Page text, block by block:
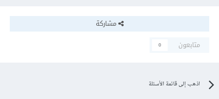
مشاركة
متابعون
0
اذهب إلى قائمة الأسئلة